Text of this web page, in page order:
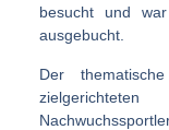
besucht und
ausgebucht.
Der